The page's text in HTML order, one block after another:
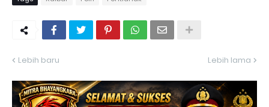
Lebih baru Lebih lama